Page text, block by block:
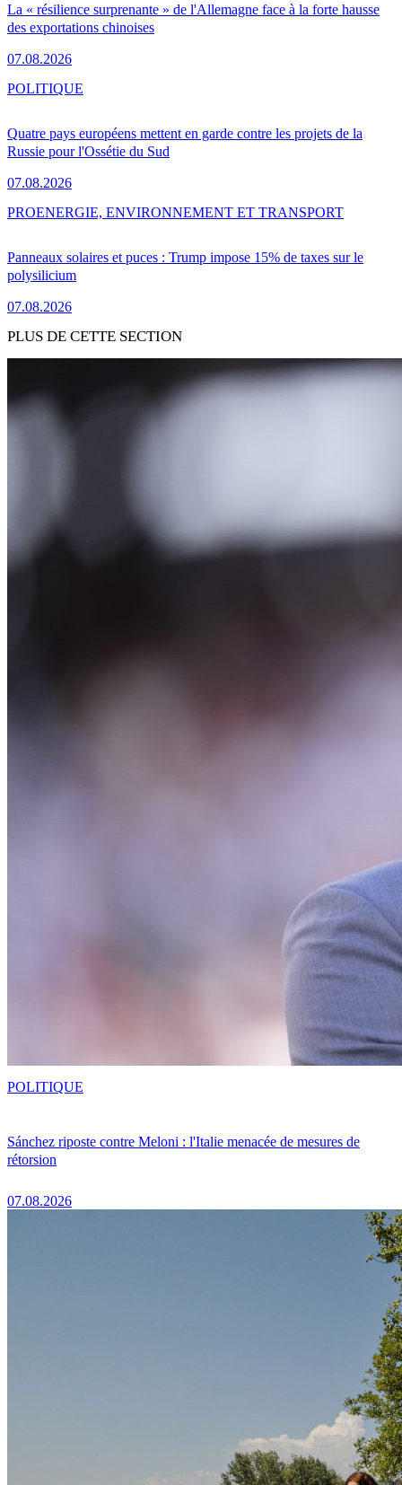
La « résilience surprenante » de l'Allemagne face à la forte hausse
des exportations chinoises
07.08.2026
Quatre pays européens mettent en garde contre les projets de la
Russie pour l'Ossétie du Sud
07.08.2026
POLITIQUE
Panneaux solaires et puces : Trump impose 15% de taxes sur le
polysilicium
07.08.2026
PROENERGIE, ENVIRONNEMENT ET TRANSPORT
PLUS DE CETTE SECTION
Sánchez riposte contre Meloni : l'Italie menacée de mesures de
rétorsion
07.08.2026
POLITIQUE